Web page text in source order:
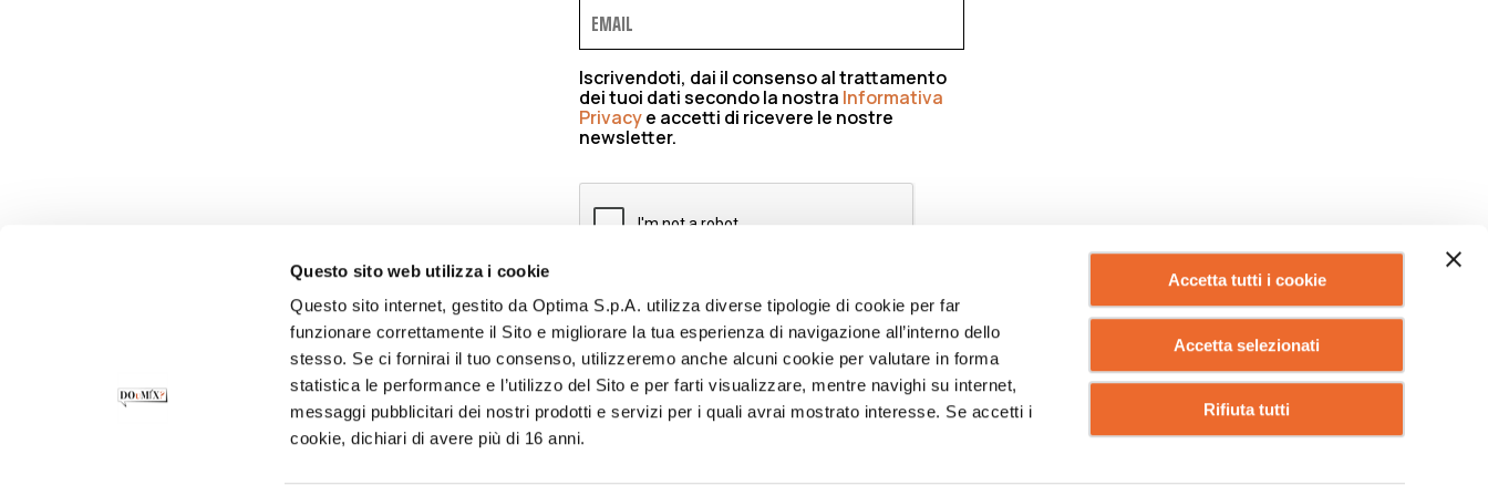
Questo sito web utilizza i cookie
Questo sito internet, gestito da Optima S.p.A. utilizza diverse tipologie di cookie per far
funzionare correttamente il Sito e migliorare la tua esperienza di navigazione all’interno dello
stesso. Se ci fornirai il tuo consenso, utilizzeremo anche alcuni cookie per valutare in forma
statistica le performance e l’utilizzo del Sito e per farti visualizzare, mentre navighi su internet,
messaggi pubblicitari dei nostri prodotti e servizi per i quali avrai mostrato interesse. Se accetti i
cookie, dichiari di avere più di 16 anni.
Accetta tutti i cookie
Accetta selezionati
Rifiuta tutti
Iscrivendoti, dai il consenso al trattamento
dei tuoi dati secondo la nostra Informativa
Privacye accetti di ricevere le nostre
newsletter.
ISCRIVIMI
PRIVACY POLICY COOKIE POLICY CODICE ETICO
INFORMATIVA CLIENTI INFORMATIVA FORNITORI LAVORA CON NOI ENG